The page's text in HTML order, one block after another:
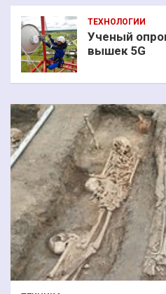
ТЕХНОЛОГИИ
Ученый
вышек 5G